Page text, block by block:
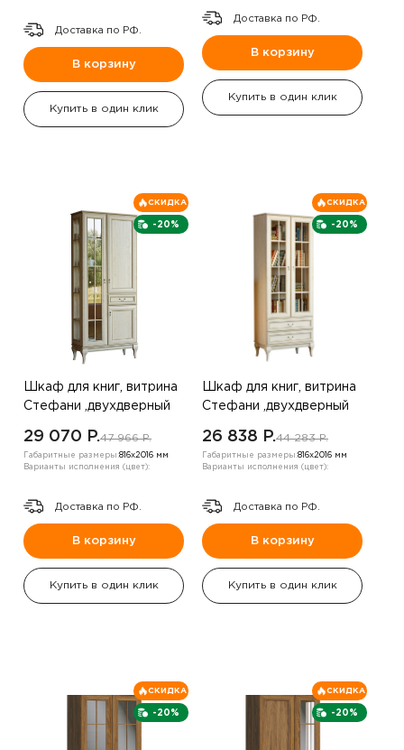
Доставка по РФ.
В корзину
Купить в один клик
Доставка по РФ.
В корзину
Купить в один клик
-20%
СКИДКА
Шкаф для книг, витрина
Стефани ,двухдверный
29 070 P.47 966 P.
Габаритные размеры:816х2016 мм
Варианты исполнения (цвет):
Доставка по РФ.
В корзину
Купить в один клик
-20%
СКИДКА
Шкаф для книг, витрина
Стефани ,двухдверный
антик бежевый
26 838 P.44 283 P.
Габаритные размеры:816х2016 мм
Варианты исполнения (цвет):
Доставка по РФ.
В корзину
Купить в один клик
-20%
СКИДКА
-20%
СКИДКА